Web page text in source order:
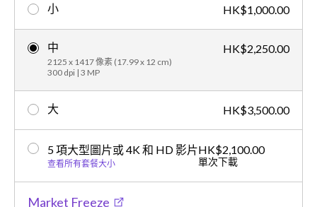
小 HK$1,000.00
中
2125 x 1417 像素 (17.99 x 12 cm)
300 dpi | 3 MP
HK$2,250.00
大 HK$3,500.00
5 項大型圖片或 4K 和 HD 影片
查看所有套餐大小
HK$2,100.00
單次下載
Market Freeze